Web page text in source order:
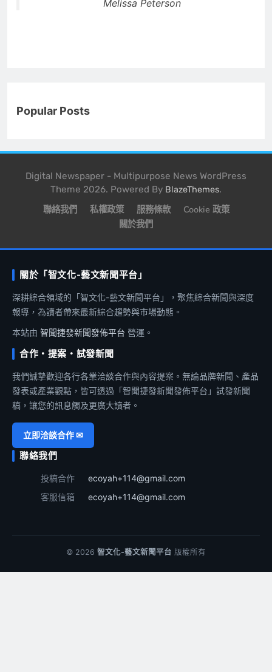
Melissa Peterson
Popular Posts
Digital Newspaper - Multipurpose News WordPress
Theme 2026. Powered By BlazeThemes.
聯絡我們 私權政策 服務條款
Cookie 政策
關於我們
關於「智文化-藝文新聞平台」
深耕綜合領域的「智文化-藝文新聞平台」，聚焦綜合新聞與深度
報導，為讀者帶來最新綜合趨勢與市場動態。
本站由 智聞捷發新聞發佈平台 營運。
合作・提案・試發新聞
我們誠摯歡迎各行各業洽談合作與內容提案。無論品牌新聞、產品
發表或產業觀點，皆可透過「智聞捷發新聞發佈平台」試發新聞
稿，讓您的訊息觸及更廣大讀者。
立即洽談合作 ✉
聯絡我們
投稿合作
ecoyah+114@gmail.com
客服信箱
ecoyah+114@gmail.com
© 2026 智文化-藝文新聞平台 版權所有